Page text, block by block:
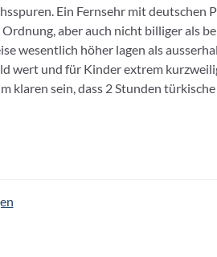
Ein Fernsehr mit deutschen
aber auch nicht billiger als
wesentlich höher lagen als
wert und für Kinder extrem
klaren sein, dass 2 Stunden